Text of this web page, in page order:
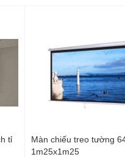
tỉ
Màn chiếu treo tường
1m25x1m25